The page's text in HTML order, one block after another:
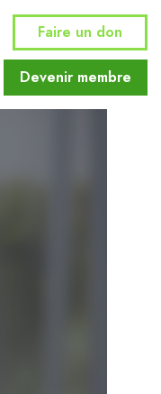
Faire un don
Devenir membre